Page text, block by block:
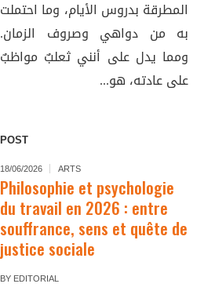
المطرقة بدروس الأيام، وما احتملت
به من دواهي وصروف الزمان.
ومما يدل على أنني ثعلبٌ مواظبٌ
على عادته، هو...
POST
18/06/2026 ARTS
Philosophie et psychologie
du travail en 2026 : entre
souffrance, sens et quête de
justice sociale
BY EDITORIAL